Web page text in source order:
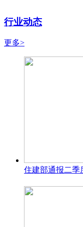
行业动态
更多>
住建部通报二季